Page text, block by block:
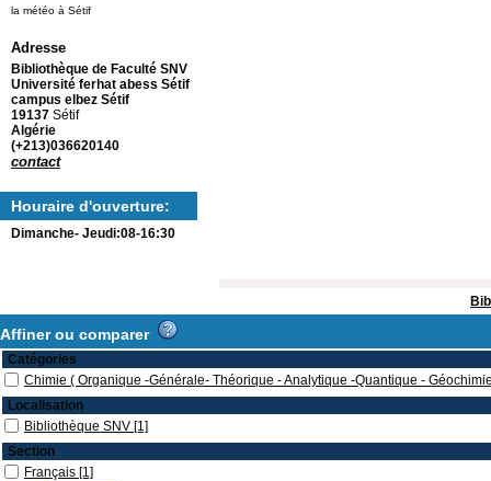
la météo à Sétif
Adresse
Bibliothèque de Faculté SNV
Université ferhat abess Sétif
campus elbez Sétif
19137 Sétif
Algérie
(+213)036620140
contact
Houraire d'ouverture:
Dimanche- Jeudi:08-16:30
Affiner ou comparer
Catégories
Chimie ( Organique -Générale- Théorique - Analytique -Quantique -
Localisation
Bibliothèque SNV [1]
Section
Français [1]